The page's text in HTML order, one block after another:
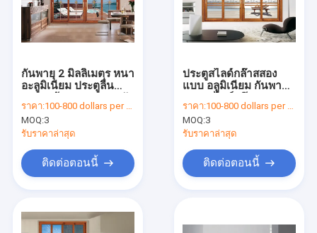
กันพายุ 2 มิลลิเมตร หนา
อะลูมิเนียม ประตูลื่น
ราคา:100-800 dollars per set
MOQ:3
รับราคาล่าสุด
ติดต่อตอนนี้
ประตูสไลด์กล๊าสสอง
แบบ อลูมิเนียม กันพายุ
แบบ
ราคา:100-800 dollars per set
MOQ:3
รับราคาล่าสุด
ติดต่อตอนนี้